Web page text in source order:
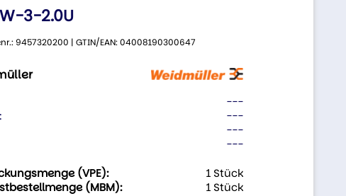
3-2.0U
9457320200 | GTIN/EAN: 04008190300647
---
---
---
---
(VPE):
1 Stück
(MBM):
1 Stück